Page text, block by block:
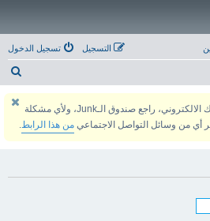
تسجيل الدخول التسجيل
يمكنك التسجيل والتفعيل عبر بريدك الالكتروني، راجع صندوق الـJunk، ولأي مشكلة
أي من وسائل التواصل الاجتماعي من هذا الرابط.